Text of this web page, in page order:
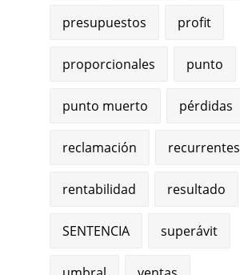
presupuestos profit
proporcionales punto
punto muerto pérdidas
reclamación recurrentes
rentabilidad resultado
SENTENCIA superávit